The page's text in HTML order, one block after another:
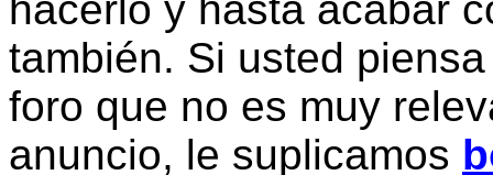
también. Si usted
foro que no es muy
anuncio, le suplicamos